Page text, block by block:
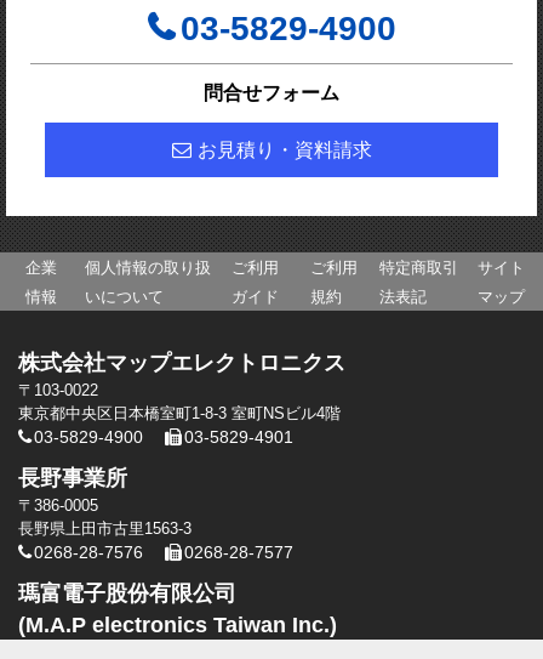
03-5829-4900
問合せフォーム
お見積り・資料請求
企業
情報
個人情報の取り扱
いについて
ご利用
ガイド
ご利用
規約
特定商取引
法表記
サイト
マップ
株式会社マップエレクトロニクス
〒103-0022
東京都中央区日本橋室町1-8-3 室町NSビル4階
03-5829-4900 03-5829-4901
長野事業所
〒386-0005
長野県上田市古里1563-3
0268-28-7576 0268-28-7577
瑪富電子股份有限公司
(M.A.P electronics Taiwan Inc.)